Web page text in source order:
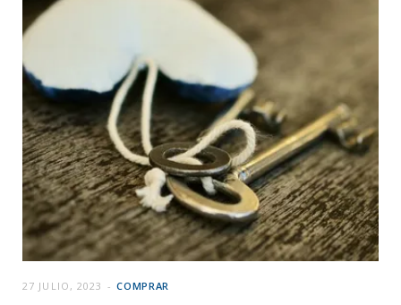
COMPRAR
27 JULIO, 2023